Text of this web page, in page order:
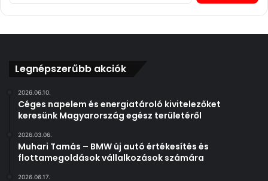
s
Legnépszerűbb akciók
2026.06.10.
Céges napelem és energiatároló kivitelezőket
keresünk Magyarország egész területéről
2026.03.06.
Muhari Tamás – BMW új autó értékesítés és
flottamegoldások vállalkozások számára
2026.06.17.